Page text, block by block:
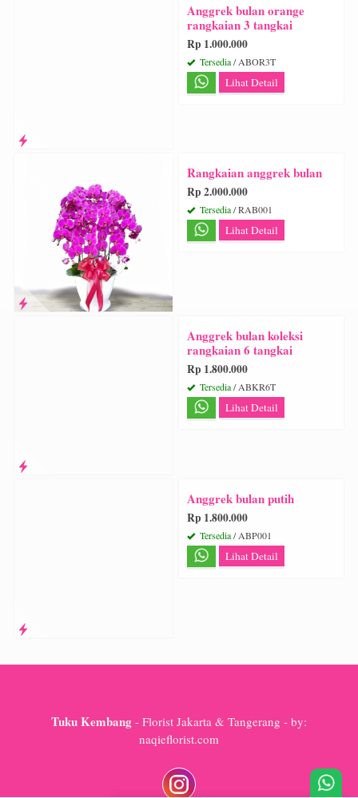
Anggrek bulan orange
rangkaian 3 tangkai
Rp 1.000.000
Tersedia/ ABOR3T
Lihat Detail
Rangkaian anggrek bulan
Rp 2.000.000
Tersedia/ RAB001
Lihat Detail
Anggrek bulan koleksi
rangkaian 6 tangkai
Rp 1.800.000
Tersedia/ ABKR6T
Lihat Detail
Anggrek bulan putih
Rp 1.800.000
Tersedia/ ABP001
Lihat Detail
Tuku Kembang - Florist Jakarta & Tangerang - by:
naqieflorist.com